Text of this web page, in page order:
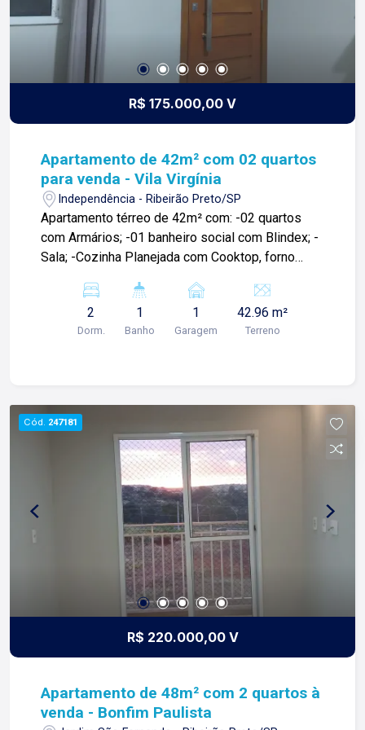
R$ 175.000,00 V
Apartamento de 42m² com 02 quartos
para venda - Vila Virgínia
Independência - Ribeirão Preto/SP
Apartamento térreo de 42m² com: -02 quartos
com Armários; -01 banheiro social com Blindex; -
Sala; -Cozinha Planejada com Cooktop, forno
mais informações e agendar visita, entre em
contato. Lago é RELACIONAMENTO! Desde 1987
esta é a nossa missão, nosso propósito e o
imobiliária que equilibra a tradicionalidade com o
arrojo e a força comercial da atualidade. A Lago é
sua principal imobiliária em Ribeirão Preto!
2
Dorm.
1
Banho
1
Garagem
42.96 m²
Terreno
Cód. 247181
R$ 220.000,00 V
Apartamento de 48m² com 2 quartos à
venda - Bonfim Paulista